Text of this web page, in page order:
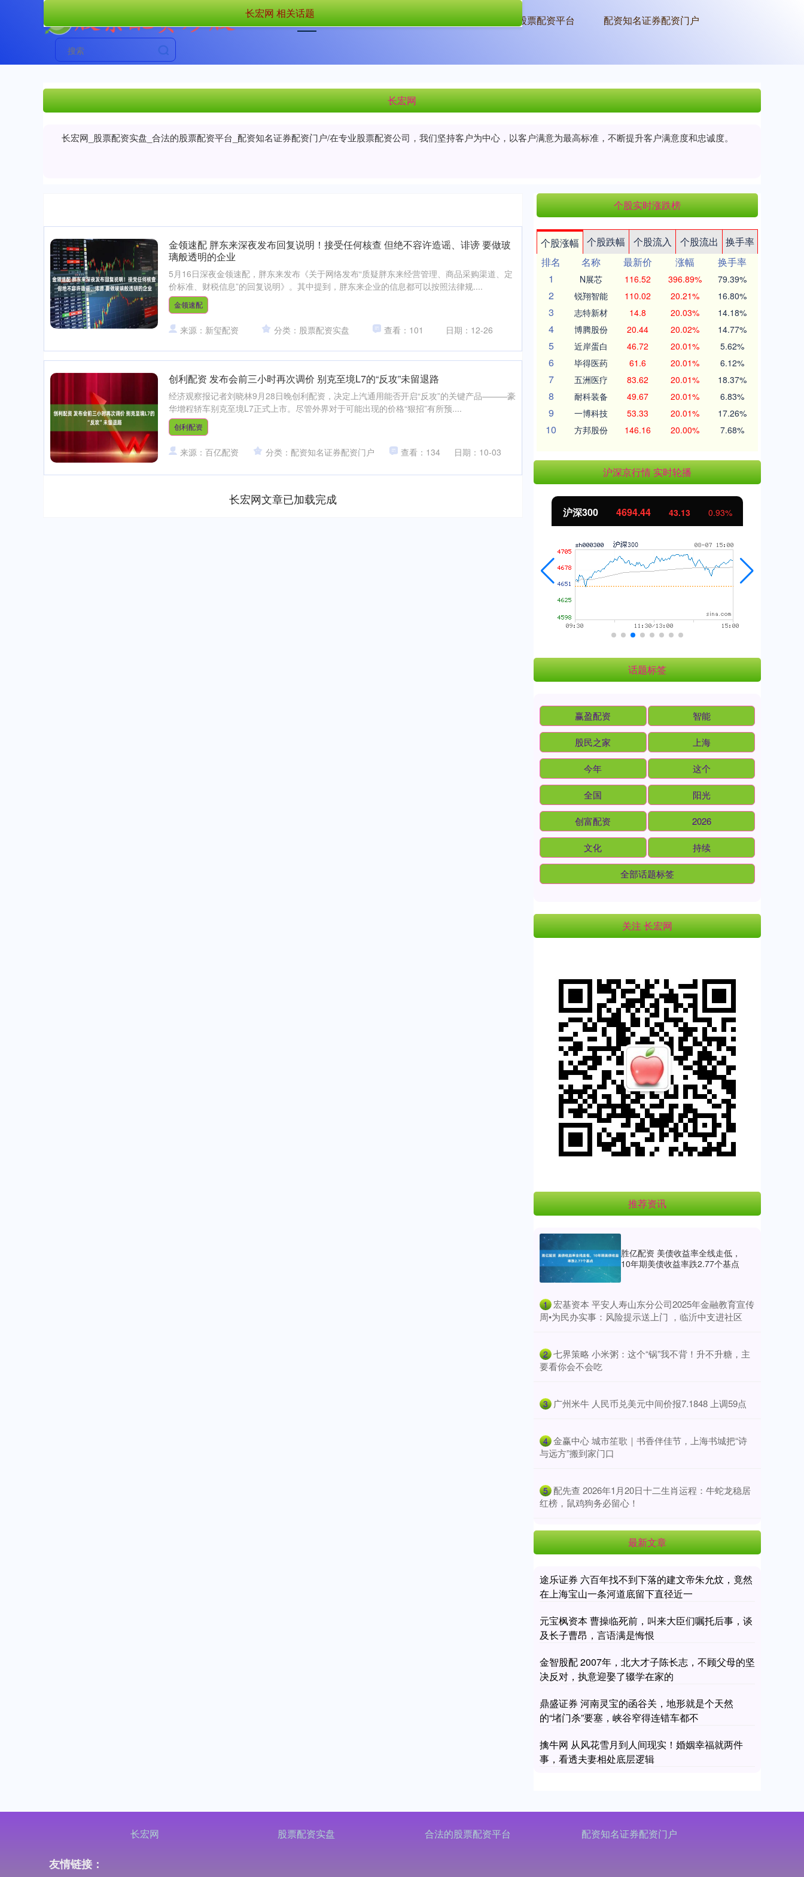
首页 长宏网 股票配资实盘 合法的股票配资平台 配资知名证券配资门户
长宏网
长宏网_股票配资实盘_合法的股票配资平台_配资知名证券配资门户/在专业股票配资公司，我们坚持客户为中心，以客户满意为最高标准，不断提升客户满意度和忠诚度。
长宏网 相关话题
金领速配 胖东来深夜发布回复说明！接受任何核查 但绝不容许造谣、诽谤 要做玻
璃般透明的企业
5月16日深夜金领速配，胖东来发布《关于网络发布“质疑胖东来经营管理、商品采购渠道、定
价标准、财税信息”的回复说明》。其中提到，胖东来企业的信息都可以按照法律规....
金领速配
来源：新玺配资 分类：股票配资实盘 查看：101 日期：12-26
创利配资 发布会前三小时再次调价 别克至境L7的“反攻”未留退路
经济观察报记者刘晓林9月28日晚创利配资，决定上汽通用能否开启“反攻”的关键产品———豪
华增程轿车别克至境L7正式上市。尽管外界对于可能出现的价格“狠招”有所预....
创利配资
来源：百亿配资 分类：配资知名证券配资门户 查看：134 日期：10-03
长宏网文章已加载完成
个股实时涨跌榜
个股涨幅 个股跌幅 个股流入 个股流出
换手率
排名
名称 最新价 涨幅
换手率
1
N展芯 116.52 396.89% 79.39%
2 锐翔智能 110.02 20.21% 16.80%
3 志特新材 14.8 20.03% 14.18%
4 博腾股份 20.44 20.02% 14.77%
5 近岸蛋白 46.72 20.01% 5.62%
6 毕得医药 61.6 20.01% 6.12%
7 五洲医疗 83.62 20.01% 18.37%
8 耐科装备 49.67 20.01% 6.83%
9 一博科技 53.33 20.01% 17.26%
10 方邦股份 146.16 20.00% 7.68%
沪深京行情 实时轮播
沪深300 4694.44 43.13 0.93%
话题标签
赢盈配资 智能
股民之家 上海
今年 这个
全国 阳光
创富配资 2026
文化 持续
全部话题标签
关注 长宏网
推荐资讯
胜亿配资 美债收益率全线走低，
10年期美债收益率跌2.77个基点
1 ​宏基资本 平安人寿山东分公司2025年金融教育宣传
周•为民办实事：风险提示送上门 ，临沂中支进社区
2 ​七界策略 小米粥：这个“锅”我不背！升不升糖，主
要看你会不会吃
3 ​广州米牛 人民币兑美元中间价报7.1848 上调59点
4 ​金赢中心 城市笙歌｜书香伴佳节，上海书城把“诗
与远方”搬到家门口
5 ​配先查 2026年1月20日十二生肖运程：牛蛇龙稳居
红榜，鼠鸡狗务必留心！
最新文章
途乐证券 六百年找不到下落的建文帝朱允炆，竟然
在上海宝山一条河道底留下直径近一
元宝枫资本 曹操临死前，叫来大臣们嘱托后事，谈
及长子曹昂，言语满是悔恨
金智股配 2007年，北大才子陈长志，不顾父母的坚
决反对，执意迎娶了辍学在家的
鼎盛证券 河南灵宝的函谷关，地形就是个天然
的“堵门杀”要塞，峡谷窄得连错车都不
擒牛网 从风花雪月到人间现实！婚姻幸福就两件
事，看透夫妻相处底层逻辑
长宏网 股票配资实盘 合法的股票配资平台 配资知名证券配资门户
友情链接：